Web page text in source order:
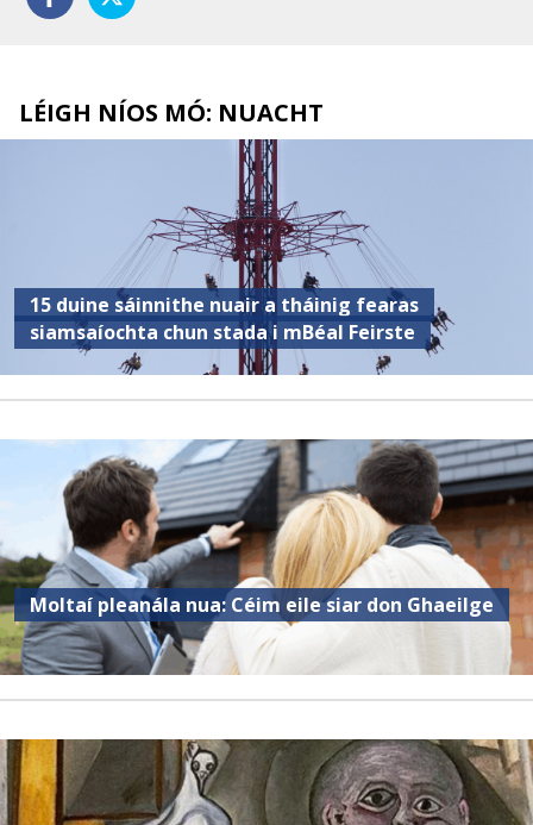
LÉIGH NÍOS MÓ: NUACHT
15 duine sáinnithe nuair a tháinig fearas
siamsaíochta chun stada i mBéal Feirste
Moltaí pleanála nua: Céim eile siar don Ghaeilge